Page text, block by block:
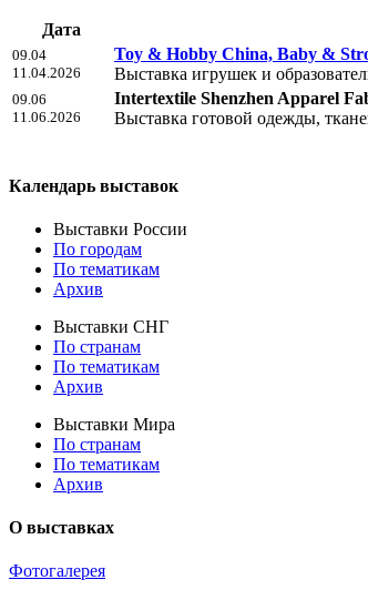
Дата
09.04
11.04.2026
Toy & Hobby China, Baby &
Выставка игрушек и
09.06
11.06.2026
Intertextile Shenzhen Apparel
Выставка готовой одежды,
Календарь выставок
Выставки России
По городам
По тематикам
Архив
Выставки СНГ
По странам
По тематикам
Архив
Выставки Мира
По странам
По тематикам
Архив
О выставках
Фотогалерея